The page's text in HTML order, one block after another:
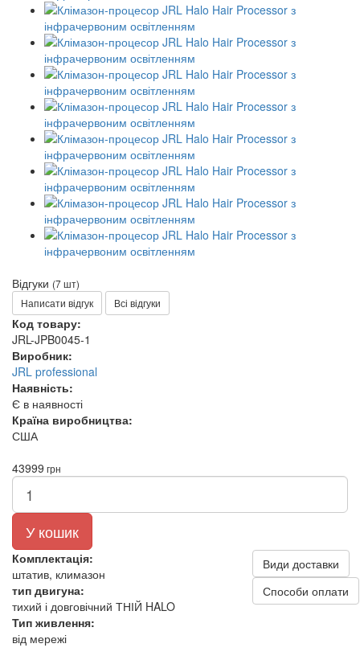
Відгуки (7 шт)
Написати відгук
Всі відгуки
Код товару:
JRL-JPB0045-1
Виробник:
JRL professional
Наявність:
Є в наявності
Країна виробництва:
США
43999 грн
У кошик
Комплектація:
штатив, климазон
тип двигуна:
тихий і довговічний ТНІЙ HALO
Тип живлення:
від мережі
Види доставки
Способи оплати